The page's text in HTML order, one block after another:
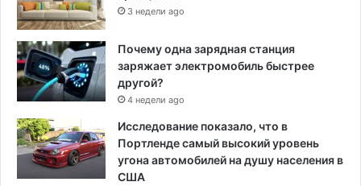
3 недели ago
Почему одна зарядная станция
заряжает электромобиль быстрее
другой?
4 недели ago
Исследование показало, что в
Портленде самый высокий уровень
угона автомобилей на душу населения в
США